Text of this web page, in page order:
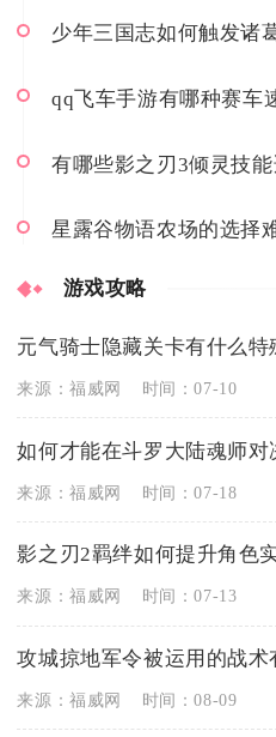
少年三国志如何触发诸
qq飞车手游有哪种赛车
有哪些影之刃3倾灵技
星露谷物语农场的选择
游戏攻略
元气骑士隐藏关卡有什么特
来源：福威网 时间：07-10
如何才能在斗罗大陆魂师
来源：福威网 时间：07-18
影之刃2羁绊如何提升角色
来源：福威网 时间：07-13
攻城掠地军令被运用的战术
来源：福威网 时间：08-09